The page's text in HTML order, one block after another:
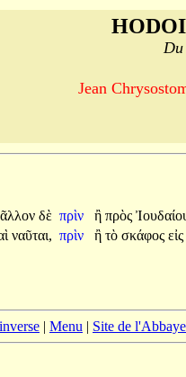
Du
Jean
δὲ πρὶν ἢ πρὸς
ναῦται, πρὶν ἢ τὸ σκάφος εἰς
| Menu | Site de